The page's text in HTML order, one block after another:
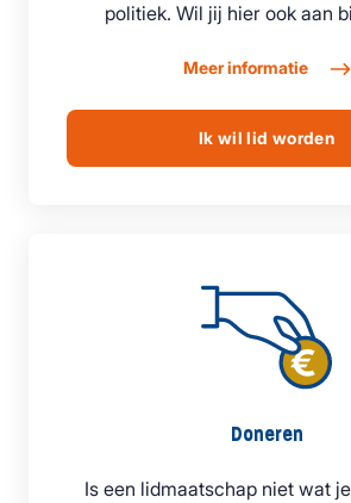
politiek. Wil jij hier ook aan
Meer informatie
Ik wil lid worden
Doneren
Is een lidmaatschap niet wat